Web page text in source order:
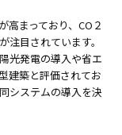
高まっており、CO２
目されています。
光発電の導入や省エ
建築と評価されてお
システムの導入を決